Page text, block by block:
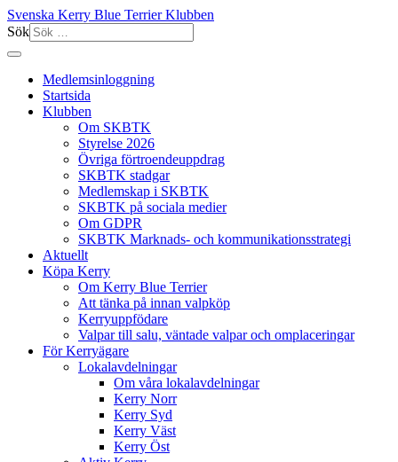
Svenska Kerry Blue Terrier Klubben
Sök
Medlemsinloggning
Startsida
Klubben
Om SKBTK
Styrelse 2026
Övriga förtroendeuppdrag
SKBTK stadgar
Medlemskap i SKBTK
SKBTK på sociala medier
Om GDPR
SKBTK Marknads- och kommunikationsstrategi
Aktuellt
Köpa Kerry
Om Kerry Blue Terrier
Att tänka på innan valpköp
Kerryuppfödare
Valpar till salu, väntade valpar och omplaceringar
För Kerryägare
Lokalavdelningar
Om våra lokalavdelningar
Kerry Norr
Kerry Syd
Kerry Väst
Kerry Öst